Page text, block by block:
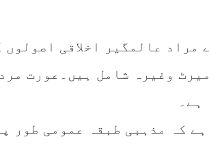
مراد عالمگیر اخلاقی
وغیرہ شامل ہیں۔عورت مرد
کہ مذہبی طبقہ عمومی طور